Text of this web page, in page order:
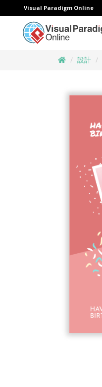
Visual Paradigm Online
設計